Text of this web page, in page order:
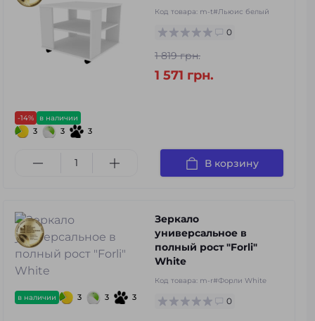
-14% в наличии
3 3 3
Код товара: m-t#Льюис белый
0
1 819 грн.
1 571 грн.
В корзину
в наличии 3 3 3
Зеркало
универсальное в
полный рост "Forli"
White
Код товара: m-r#Форли White
0